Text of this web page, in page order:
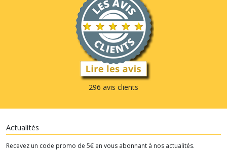
296 avis clients
Actualités
Recevez un code promo de 5€ en vous abonnant à nos actualités.